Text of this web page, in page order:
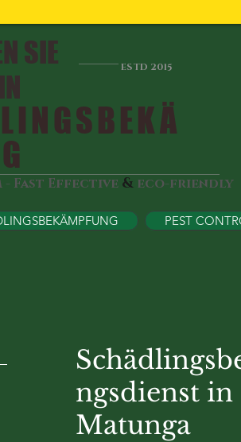
SIE
ESTD 2015
- Fast Effective & eco-friendly
PEST
ngsdienst in
Matunga